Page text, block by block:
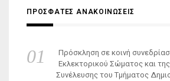
ΠΡΟΣΦΑΤΕΣ ΑΝΑΚΟΙΝΩΣΕΙΣ
Πρόσκληση σε κοινή
Εκλεκτορικού Σώματος και της
Συνέλευσης του Τμήματος